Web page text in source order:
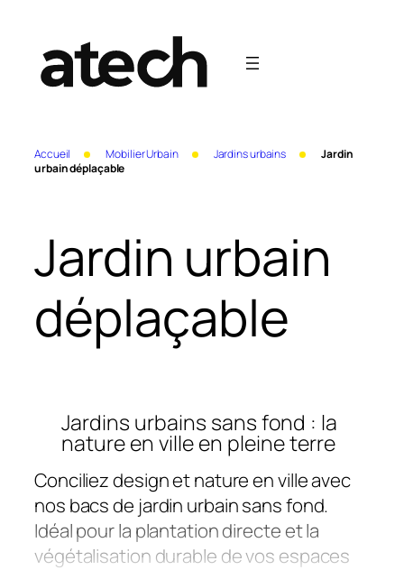
contenu
Accueil Mobilier Urbain Jardins urbains
Jardin
urbain déplaçable
Jardin urbain
déplaçable
Jardins urbains sans fond : la
nature en ville en pleine terre
Conciliez design et nature en ville avec
nos bacs de jardin urbain sans fond.
Idéal pour la plantation directe et la
végétalisation durable de vos espaces